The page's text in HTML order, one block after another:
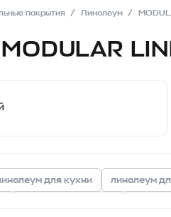
покрытия Линолеум
для кухни линолеум